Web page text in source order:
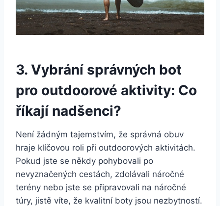
3. Vybrání správných bot
pro outdoorové aktivity: Co
říkají nadšenci?
Není žádným tajemstvím,‍ že správná obuv
hraje ⁣klíčovou roli ⁢při ‍outdoorových aktivitách.
Pokud jste se⁤ někdy pohybovali po‍
nevyznačených cestách, ​zdolávali náročné
terény nebo jste ⁤se připravovali na náročné
túry,⁤ jistě víte,​ že kvalitní boty​ jsou nezbytností.